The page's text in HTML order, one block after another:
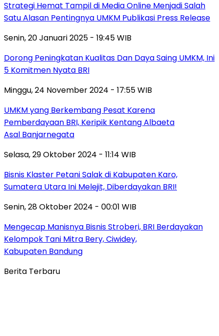
Strategi Hemat Tampil di Media Online Menjadi Salah
Satu Alasan Pentingnya UMKM Publikasi Press Release
Senin, 20 Januari 2025 - 19:45 WIB
Dorong Peningkatan Kualitas Dan Daya Saing UMKM, Ini
5 Komitmen Nyata BRI
Minggu, 24 November 2024 - 17:55 WIB
UMKM yang Berkembang Pesat Karena
Pemberdayaan BRI, Keripik Kentang Albaeta
Asal Banjarnegata
Selasa, 29 Oktober 2024 - 11:14 WIB
Bisnis Klaster Petani Salak di Kabupaten Karo,
Sumatera Utara Ini Melejit, Diberdayakan BRI!
Senin, 28 Oktober 2024 - 00:01 WIB
Mengecap Manisnya Bisnis Stroberi, BRI Berdayakan
Kelompok Tani Mitra Bery, Ciwidey,
Kabupaten Bandung
Berita Terbaru